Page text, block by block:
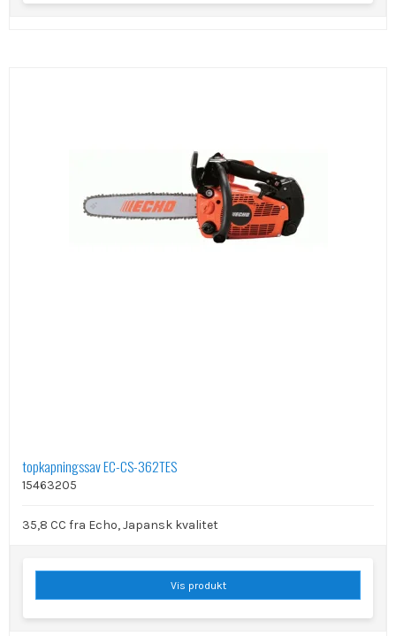
topkapningssav EC-CS-362TES
15463205
35,8 CC fra Echo, Japansk kvalitet
Vis produkt